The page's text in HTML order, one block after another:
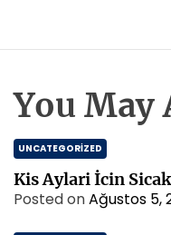
You May
UNCATEGORIZED
Kis Aylari İcin
Posted onAğustos 5,